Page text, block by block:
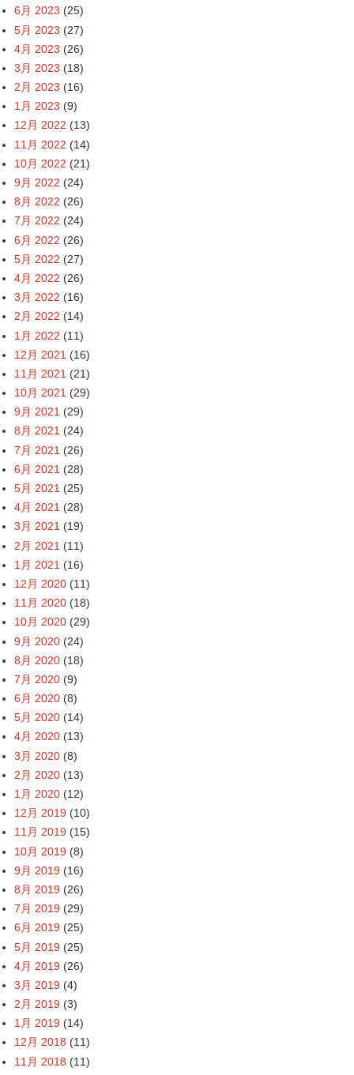
6月 2023 (25)
5月 2023 (27)
4月 2023 (26)
3月 2023 (18)
2月 2023 (16)
1月 2023 (9)
12月 2022 (13)
11月 2022 (14)
10月 2022 (21)
9月 2022 (24)
8月 2022 (26)
7月 2022 (24)
6月 2022 (26)
5月 2022 (27)
4月 2022 (26)
3月 2022 (16)
2月 2022 (14)
1月 2022 (11)
12月 2021 (16)
11月 2021 (21)
10月 2021 (29)
9月 2021 (29)
8月 2021 (24)
7月 2021 (26)
6月 2021 (28)
5月 2021 (25)
4月 2021 (28)
3月 2021 (19)
2月 2021 (11)
1月 2021 (16)
12月 2020 (11)
11月 2020 (18)
10月 2020 (29)
9月 2020 (24)
8月 2020 (18)
7月 2020 (9)
6月 2020 (8)
5月 2020 (14)
4月 2020 (13)
3月 2020 (8)
2月 2020 (13)
1月 2020 (12)
12月 2019 (10)
11月 2019 (15)
10月 2019 (8)
9月 2019 (16)
8月 2019 (26)
7月 2019 (29)
6月 2019 (25)
5月 2019 (25)
4月 2019 (26)
3月 2019 (4)
2月 2019 (3)
1月 2019 (14)
12月 2018 (11)
11月 2018 (11)